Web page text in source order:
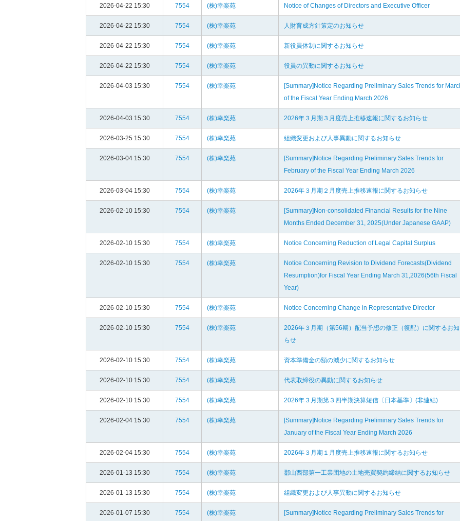
2026-04-22 15:30 7554 (株)幸楽苑 Notice of Changes of Directors and Executive Officer
2026-04-22 15:30 7554 (株)幸楽苑 人財育成方針策定のお知らせ
2026-04-22 15:30 7554 (株)幸楽苑 新役員体制に関するお知らせ
2026-04-22 15:30 7554 (株)幸楽苑 役員の異動に関するお知らせ
2026-04-03 15:30 7554 (株)幸楽苑
[Summary]Notice Regarding Preliminary Sales Trends for
of the Fiscal Year Ending March 2026
2026-04-03 15:30 7554 (株)幸楽苑 2026年３月期３月度売上推移速報に関するお知らせ
2026-03-25 15:30 7554 (株)幸楽苑 組織変更および人事異動に関するお知らせ
2026-03-04 15:30 7554 (株)幸楽苑
[Summary]Notice Regarding Preliminary Sales Trends for
February of the Fiscal Year Ending March 2026
2026-03-04 15:30 7554 (株)幸楽苑 2026年３月期２月度売上推移速報に関するお知らせ
2026-02-10 15:30 7554 (株)幸楽苑
[Summary]Non-consolidated Financial Results for the Nine
Months Ended December 31, 2025(Under Japanese GAAP)
2026-02-10 15:30 7554 (株)幸楽苑 Notice Concerning Reduction of Legal Capital Surplus
2026-02-10 15:30 7554 (株)幸楽苑
Notice Concerning Revision to Dividend Forecasts(Dividend
Resumption)for Fiscal Year Ending March 31,2026(56th Fiscal
Year)
2026-02-10 15:30 7554 (株)幸楽苑 Notice Concerning Change in Representative Director
2026-02-10 15:30 7554 (株)幸楽苑
2026年３月期（第56期）配当予想の修正（復配）に関するお知
らせ
2026-02-10 15:30 7554 (株)幸楽苑 資本準備金の額の減少に関するお知らせ
2026-02-10 15:30 7554 (株)幸楽苑 代表取締役の異動に関するお知らせ
2026-02-10 15:30 7554 (株)幸楽苑 2026年３月期第３四半期決算短信〔日本基準〕(非連結)
2026-02-04 15:30 7554 (株)幸楽苑
[Summary]Notice Regarding Preliminary Sales Trends for
January of the Fiscal Year Ending March 2026
2026-02-04 15:30 7554 (株)幸楽苑 2026年３月期１月度売上推移速報に関するお知らせ
2026-01-13 15:30 7554 (株)幸楽苑 郡山西部第一工業団地の土地売買契約締結に関するお知らせ
2026-01-13 15:30 7554 (株)幸楽苑 組織変更および人事異動に関するお知らせ
2026-01-07 15:30 7554 (株)幸楽苑 [Summary]Notice Regarding Preliminary Sales Trends for